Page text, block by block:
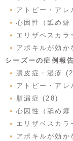
アトピー・ア
心因性（舐め
エリザベスカ
アポキルが効
シーズーの症例報
膿皮症・湿疹
アトピー・ア
脂漏症 (28)
心因性（舐め
エリザベスカ
アポキルが効